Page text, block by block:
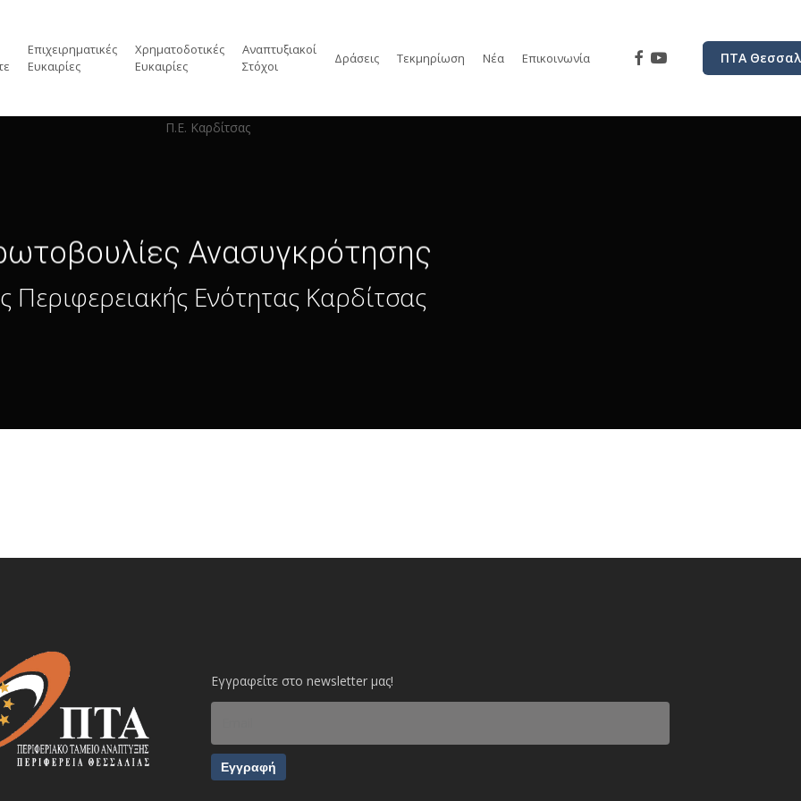
Επιχειρηματικές
Ευκαιρίες
Χρηματοδοτικές
Ευκαιρίες
Αναπτυξιακοί
Στόχοι
Δράσεις Τεκμηρίωση Νέα Επικοινωνία ΠΤΑ
facebookyoutube
Ανασυγκρότησης
Περιφερειακής Ενότητας Καρδίτσας
Εγγραφείτε στο newsletter μας!
Εγγραφή